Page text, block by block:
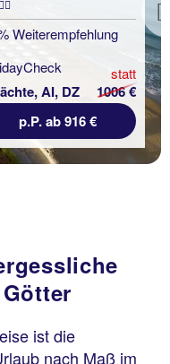
Weiterempfehlung
AI, DZ
statt
1006 €
p.P. ab 916 €
ist die
nach Maß im